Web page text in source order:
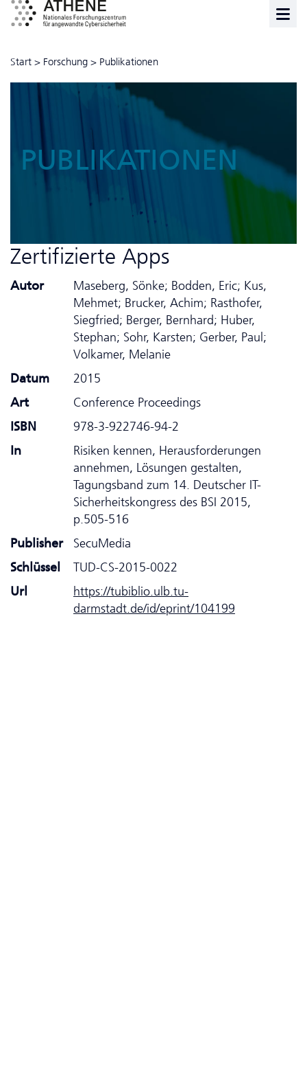
Start > Forschung > Publikationen
PUBLIKATIONEN
Zertifizierte Apps
Autor
Maseberg, Sönke; Bodden, Eric; Kus,
Mehmet; Brucker, Achim; Rasthofer,
Siegfried; Berger, Bernhard; Huber,
Stephan; Sohr, Karsten; Gerber, Paul;
Volkamer, Melanie
Datum
2015
Art
Conference Proceedings
ISBN
978-3-922746-94-2
In
Risiken kennen, Herausforderungen
annehmen, Lösungen gestalten,
Tagungsband zum 14. Deutscher IT-
Sicherheitskongress des BSI 2015,
p.505-516
Publisher
SecuMedia
Schlüssel
TUD-CS-2015-0022
Url
https://tubiblio.ulb.tu-
darmstadt.de/id/eprint/104199